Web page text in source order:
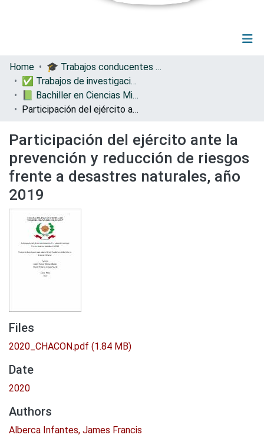
(current)
Communities & Collections
All of DSpace
Statistics
Home
🎓 Trabajos conducentes a grados y títulos
✅ Trabajos de investigación
📗 Bachiller en Ciencias Militares
Participación del ejército ante la prevención y reducción de riesgos frente a desastres naturales, año 2019
Participación del ejército ante la
prevención y reducción de riesgos
frente a desastres naturales, año
2019
Files
2020_CHACON.pdf (1.84 MB)
Date
2020
Authors
Alberca Infantes, James Francis